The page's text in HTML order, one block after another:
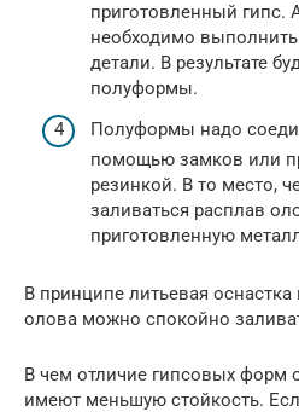
приготовленный гипс.
необходимо
детали. В результате
полуформы.
Полуформы надо
помощью замков или
резинкой. В то место,
заливаться расплав
приготовленную
В принципе литьевая оснастка
олова можно спокойно
В чем отличие гипсовых форм
имеют меньшую стойкость.